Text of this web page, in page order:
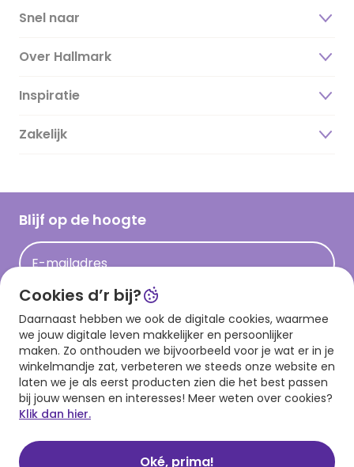
Snel naar
Over Hallmark
Over ons
Duurzaamheid
Hallmark Kaartclub
Acties
Inspiratie
Magazine
Cadeau inspiratie
Op kamp gedichten en versjes
Leuke en grappige op kamp teksten
Zakelijk
Blijf op de hoogte
E-mailadres
Aanmelden
Download onze app
Cookies d’r bij?
Daarnaast hebben we ook de digitale cookies, waarmee
we jouw digitale leven makkelijker en persoonlijker
maken. Zo onthouden we bijvoorbeeld voor je wat er in je
winkelmandje zat, verbeteren we steeds onze website en
laten we je als eerst producten zien die het best passen
bij jouw wensen en interesses! Meer weten over cookies?
Klik dan hier.
Oké, prima!